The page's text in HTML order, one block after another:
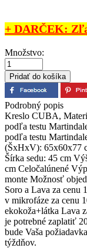
+ DARČEK:
Množstvo:
Podrobný popis
Kreslo CUBA,
podľa testu
podľa testu
(ŠxHxV): 65x60x77
Šírka sedu: 45 cm
cm Celočalúnené
monte Možnosť
Soro a Lava za cenu
v mikrofáze za cenu
ekokoža+látka Lava
je potrebné zaplatiť
bude Vaša
týždňov.